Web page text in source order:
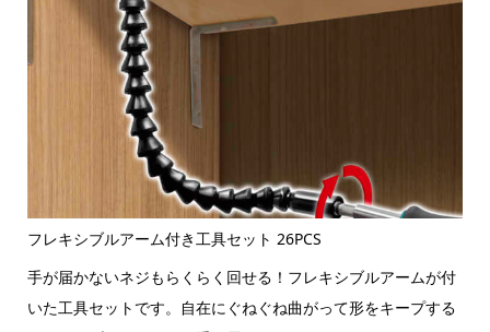
フレキシブルアーム付き工具セット 26PCS
手が届かないネジもらくらく回せる！フレキシブルアームが付
いた工具セットです。自在にぐねぐね曲がって形をキープする